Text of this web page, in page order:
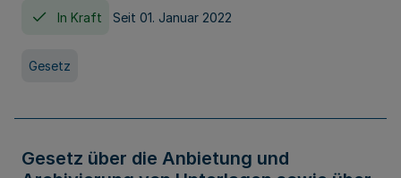
In Kraft Seit 01. Januar 2022
Gesetz
Gesetz über die Anbietung und